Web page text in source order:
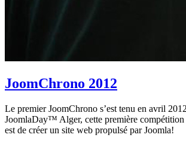
JoomChrono 2012
Le premier JoomChrono s’est tenu en avril
JoomlaDay™ Alger, cette première compétition
est de créer un site web propulsé par Joomla!